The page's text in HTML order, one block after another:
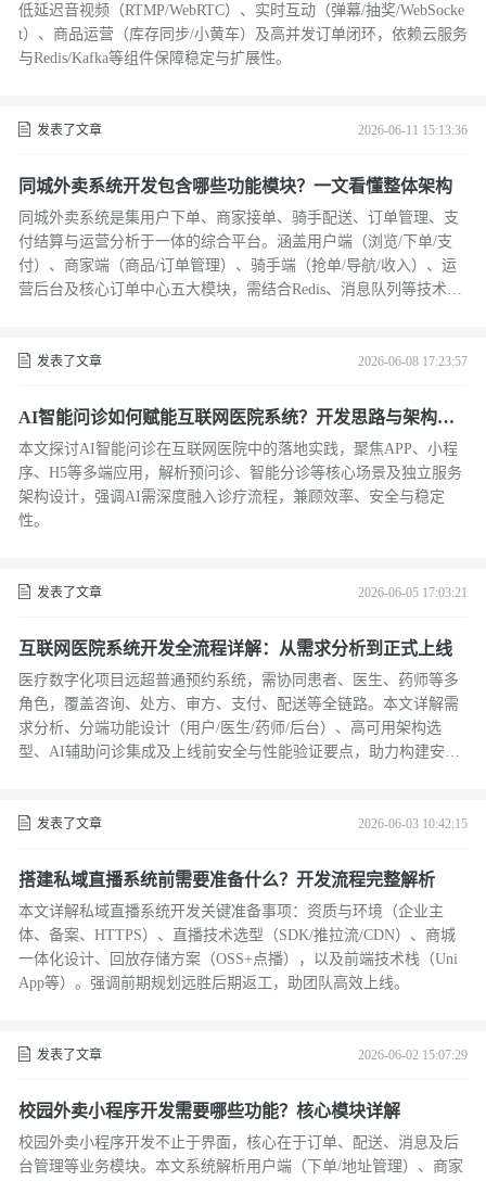
低延迟音视频（RTMP/WebRTC）、实时互动（弹幕/抽奖/WebSocke
t）、商品运营（库存同步/小黄车）及高并发订单闭环，依赖云服务
与Redis/Kafka等组件保障稳定与扩展性。
发表了文章 2026-06-11 15:13:36
同城外卖系统开发包含哪些功能模块？一文看懂整体架构
同城外卖系统是集用户下单、商家接单、骑手配送、订单管理、支
付结算与运营分析于一体的综合平台。涵盖用户端（浏览/下单/支
付）、商家端（商品/订单管理）、骑手端（抢单/导航/收入）、运
营后台及核心订单中心五大模块，需结合Redis、消息队列等技术保
发表了文章 2026-06-08 17:23:57
AI智能问诊如何赋能互联网医院系统？开发思路与架构解
析
本文探讨AI智能问诊在互联网医院中的落地实践，聚焦APP、小程
序、H5等多端应用，解析预问诊、智能分诊等核心场景及独立服务
架构设计，强调AI需深度融入诊疗流程，兼顾效率、安全与稳定
性。
发表了文章 2026-06-05 17:03:21
互联网医院系统开发全流程详解：从需求分析到正式上线
医疗数字化项目远超普通预约系统，需协同患者、医生、药师等多
角色，覆盖咨询、处方、审方、支付、配送等全链路。本文详解需
求分析、分端功能设计（用户/医生/药师/后台）、高可用架构选
型、AI辅助问诊集成及上线前安全与性能验证要点，助力构建安
发表了文章 2026-06-03 10:42:15
搭建私域直播系统前需要准备什么？开发流程完整解析
本文详解私域直播系统开发关键准备事项：资质与环境（企业主
体、备案、HTTPS）、直播技术选型（SDK/推拉流/CDN）、商城
一体化设计、回放存储方案（OSS+点播），以及前端技术栈（Uni
App等）。强调前期规划远胜后期返工，助团队高效上线。
发表了文章 2026-06-02 15:07:29
校园外卖小程序开发需要哪些功能？核心模块详解
校园外卖小程序开发不止于界面，核心在于订单、配送、消息及后
台管理等业务模块。本文系统解析用户端（下单/地址管理）、商家